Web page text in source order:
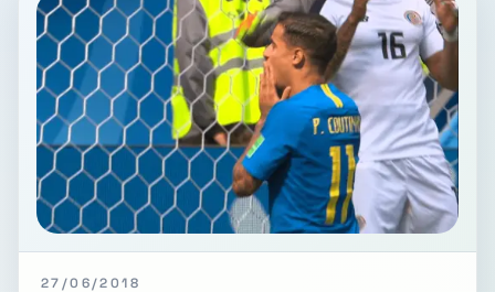
27/06/2018